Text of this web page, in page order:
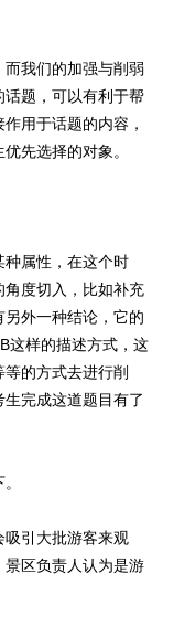
我们的加强与削弱
题，可以有利于帮
用于话题的内容，
先选择的对象。
属性，在这个时
度切入，比如补充
外一种结论，它的
这样的描述方式，这
的方式去进行削
完成这道题目有了
引大批游客来观
区负责人认为是游